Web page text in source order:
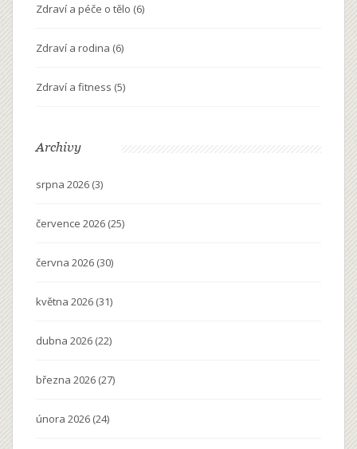
Zdraví a péče o tělo (6)
Zdraví a rodina (6)
Zdraví a fitness (5)
Archivy
srpna 2026 (3)
července 2026 (25)
června 2026 (30)
května 2026 (31)
dubna 2026 (22)
března 2026 (27)
února 2026 (24)